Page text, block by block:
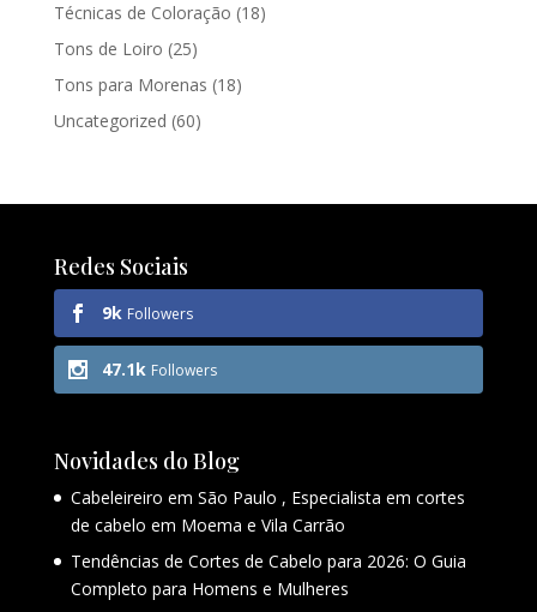
Técnicas de Coloração (18)
Tons de Loiro (25)
Tons para Morenas (18)
Uncategorized (60)
Redes Sociais
9k Followers
47.1k Followers
Novidades do Blog
Cabeleireiro em São Paulo , Especialista em cortes
de cabelo em Moema e Vila Carrão
Tendências de Cortes de Cabelo para 2026: O Guia
Completo para Homens e Mulheres